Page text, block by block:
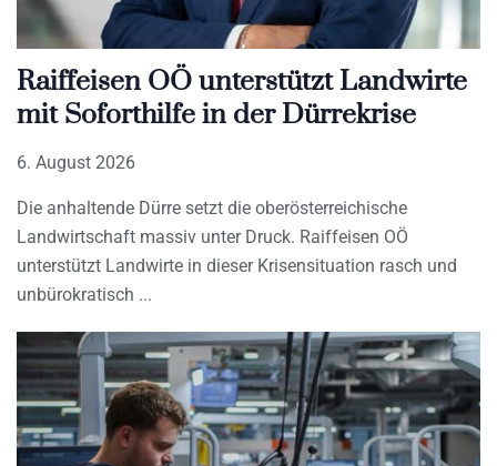
Raiffeisen OÖ unterstützt Landwirte
mit Soforthilfe in der Dürrekrise
6. August 2026
Die anhaltende Dürre setzt die oberösterreichische
Landwirtschaft massiv unter Druck. Raiffeisen OÖ
unterstützt Landwirte in dieser Krisensituation rasch und
unbürokratisch